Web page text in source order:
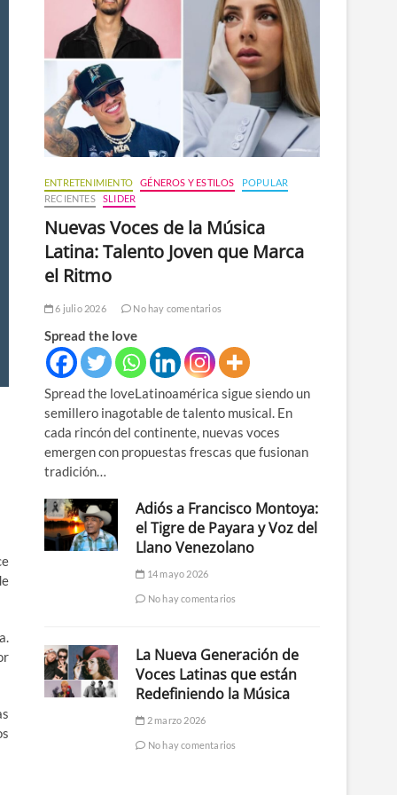
n
ú
ENTRETENIMIENTO GÉNEROS Y ESTILOS
POPULAR
RECIENTES
SLIDER
Nuevas Voces de la Música
Latina: Talento Joven que Marca
el Ritmo
6 julio 2026 No hay comentarios
Spread the love
Spread the loveLatinoamérica sigue siendo un
semillero inagotable de talento musical. En
cada rincón del continente, nuevas voces
emergen con propuestas frescas que fusionan
tradición…
Adiós a Francisco Montoya:
el Tigre de Payara y Voz del
Llano Venezolano
14 mayo 2026
No hay comentarios
La Nueva Generación de
Voces Latinas que están
Redefiniendo la Música
2 marzo 2026
No hay comentarios